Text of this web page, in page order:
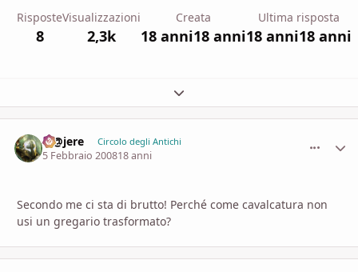
Risposte
8
Visualizzazioni
2,3k
Creata
18 anni18 anni
Ultima risposta
18 anni18 anni
Espandi panoramica del topic
M@jere Circolo degli Antichi
5 Febbraio 200818 anni
Secondo me ci sta di brutto! Perché come cavalcatura non
usi un gregario trasformato?